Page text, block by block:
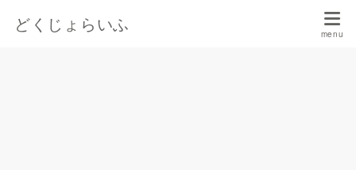
どくじょらいふ